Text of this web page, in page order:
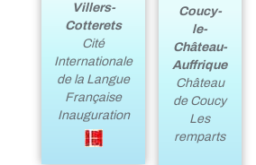
Villers-
Cotterets
Cité
Internationale
de la Langue
Française
Inauguration
Coucy-
le-
Château-
Auffrique
Château
de Coucy
Les
remparts